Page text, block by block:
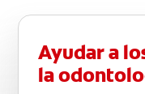
Ayudar a
la